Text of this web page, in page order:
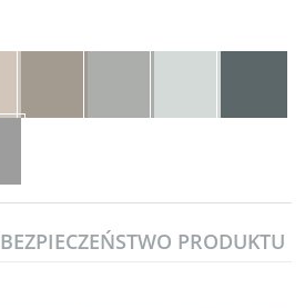
BEZPIECZEŃSTWO PRODUKTU